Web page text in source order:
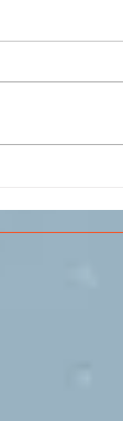
concorso